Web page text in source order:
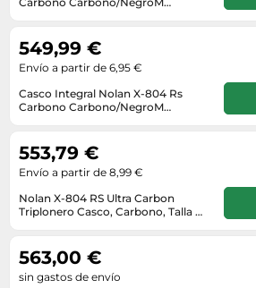
Tiendas de campaña
Zapatillas de tenis
Zapatillas deportivas
Perfumes unisex
Productos de higiene corporal
Protectores solares
Sets de belleza
Tensiómetros
Termómetros clínicos
Tratamientos faciales
Microondas
Monitores y pantallas ordenador
Máquinas de afeitar
Ordenadores portátiles
Placas de cocina
Radios
Secadoras
Sonido y alta fidelidad
Playmobil
Relojes de pulsera
Sneakers
Tejer y crochet
Zapatillas de baloncesto
Zapatos
Zapatos de invierno
Casco Integral Nolan X-804 Rs
Carbono Carbono/NegroM
549,99 €
Envío a partir de 6,95 €
Nolan X-804 RS Ultra Carbon
Triplonero Casco, Carbono, Talla M
553,79 €
Envío a partir de 8,99 €
563,00 €
sin gastos de envío